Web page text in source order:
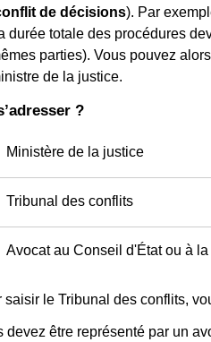
de décisions). Par
durée totale des procédures
parties). Vous pouvez
de la justice.
?
Ministère de la justice
Tribunal des conflits
Avocat au Conseil d'État ou à
saisir le Tribunal des conflits,
devez être représenté par un